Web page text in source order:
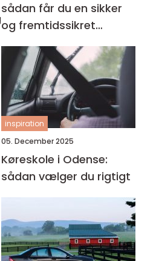
sådan får du en sikker
og fremtidssikret
løsning
inspiration
05. December 2025
Køreskole i Odense:
sådan vælger du rigtigt